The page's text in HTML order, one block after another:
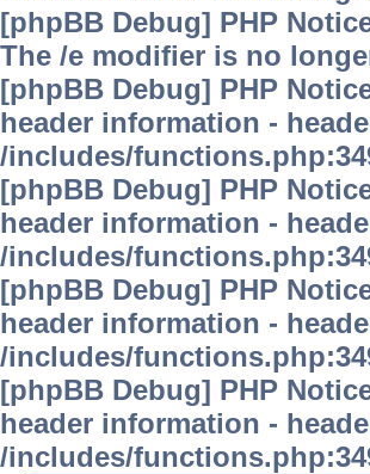
[phpBB Debug] PHP
The /e modifier is no
[phpBB Debug] PHP
header information -
/includes/
[phpBB Debug] PHP
header information -
/includes/
[phpBB Debug] PHP
header information -
/includes/
[phpBB Debug] PHP
header information -
/includes/